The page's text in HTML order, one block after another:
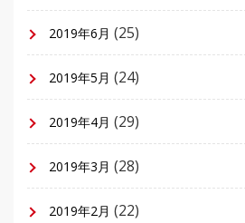
2019年6月 (25)
2019年5月 (24)
2019年4月 (29)
2019年3月 (28)
2019年2月 (22)